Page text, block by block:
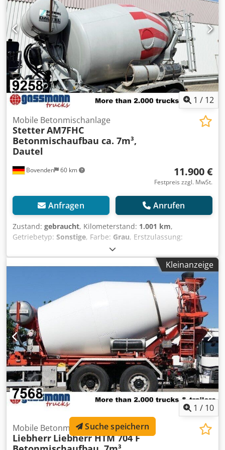
1 / 12
Bovenden 60 km
Mobile Betonmischanlage
StetterAM7FHC
Betonmischaufbau ca. 7m³,
Dautel
11.900 €
Festpreis zzgl. MwSt.
Anfragen Anrufen
Zustand: gebraucht, Kilometerstand: 1.001 km,
Getriebetyp: Sonstige, Farbe: Grau, Erstzulassung:
, Fahrerkabine:
Fahrzeugstandort: Bovenden, Aufbau: Stetter
Betonmischaufbau AM7FHC ca. 7m³ auf Dautel
Wechselsystem ZUBEHÖRANGABEN OHNE GEWÄHR,
Änderungen, Zwischenverkauf und Irrtümer vorbehalten!
Dkedpfx Akovy A Rmsgor - .
Kleinanzeige
1 / 10
Mobile Betonmischanlage
Liebherr Liebherr HTM 704 F
Suche speichern